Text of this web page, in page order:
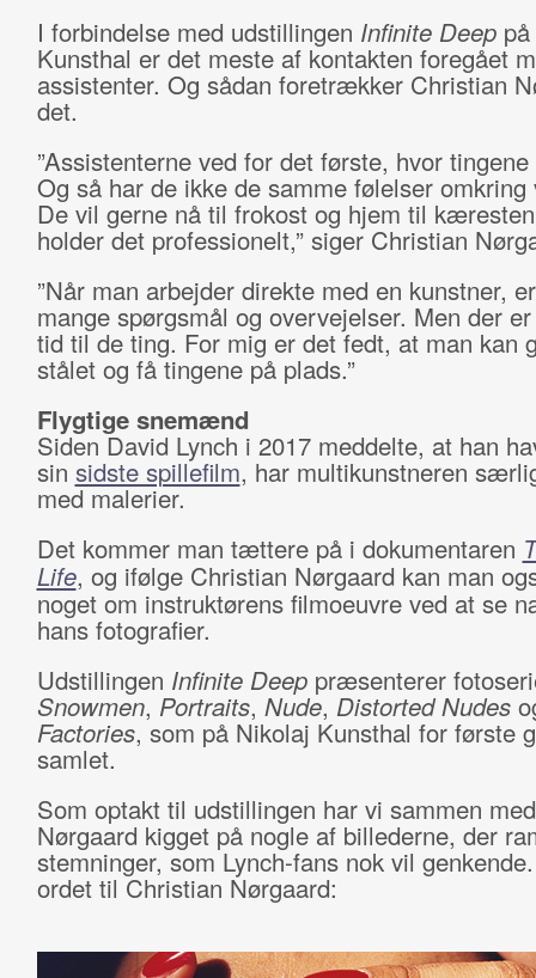
I forbindelse med udstillingen Infinite Deeppå
Kunsthal er det meste af kontakten foregået
assistenter. Og sådan foretrækker Christian
det.
”Assistenterne ved for det første, hvor
Og så har de ikke de samme følelser
De vil gerne nå til frokost og hjem til
holder det professionelt,” siger Christian
”Når man arbejder direkte med en kunstner,
mange spørgsmål og overvejelser. Men der
tid til de ting. For mig er det fedt, at man kan
stålet og få tingene på plads.”
Flygtige snemænd
Siden David Lynch i 2017 meddelte, at han
sin sidste spillefilm, har multikunstneren
med malerier.
Det kommer man tættere på i dokumentaren
Life, og ifølge Christian Nørgaard kan man
noget om instruktørens filmoeuvre ved at se
hans fotografier.
Udstillingen Infinite Deeppræsenterer
Snowmen, Portraits, Nude, Distorted Nudes
Factories, som på Nikolaj Kunsthal for første
samlet.
Som optakt til udstillingen har vi sammen
Nørgaard kigget på nogle af billederne, der
stemninger, som Lynch-fans nok vil
ordet tilChristian Nørgaard: